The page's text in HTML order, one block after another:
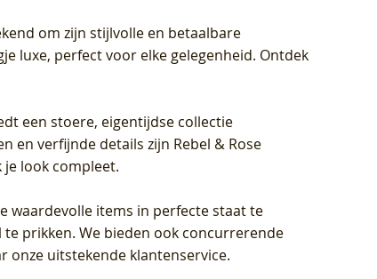
om zijn stijlvolle en betaalbare
luxe, perfect voor elke gelegenheid. Ontdek
een stoere, eigentijdse collectie
en verfijnde details zijn Rebel & Rose
look compleet.
waardevolle items in perfecte staat te
prikken. We bieden ook concurrerende
onze uitstekende klantenservice.